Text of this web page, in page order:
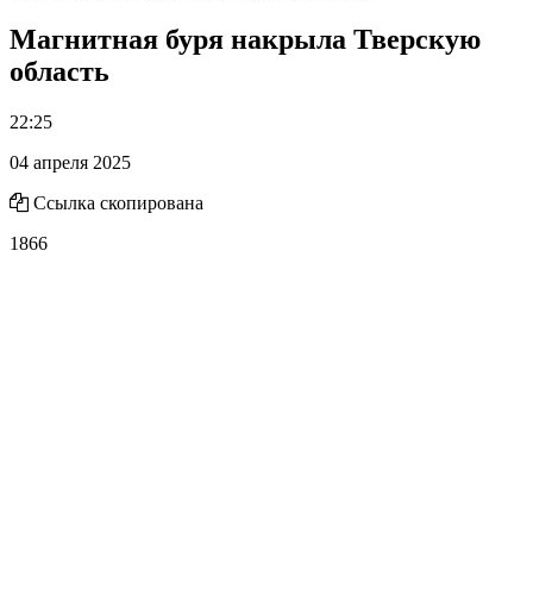
Магнитная буря накрыла Тверскую
область
22:25
04 апреля 2025
Ссылка скопирована
1866